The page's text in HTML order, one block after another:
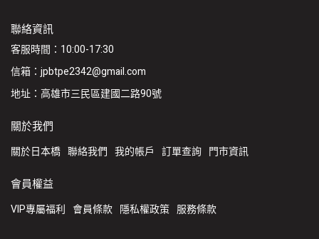
聯絡資訊
客服時間：10:00-17:30
信箱：jpbtpe2342@gmail.com
地址：高雄市三民區建國二路90號
關於我們
關於日本橋 聯絡我們 我的帳戶 訂單查詢 門市資訊
會員權益
VIP專屬福利 會員條款 隱私權政策 服務條款